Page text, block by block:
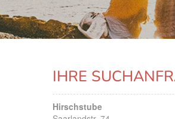
IHRE
Hirschstube